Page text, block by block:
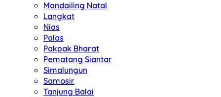
Mandailing Natal
Langkat
Nias
Palas
Pakpak Bharat
Pematang Siantar
Simalungun
Samosir
Tanjung Balai